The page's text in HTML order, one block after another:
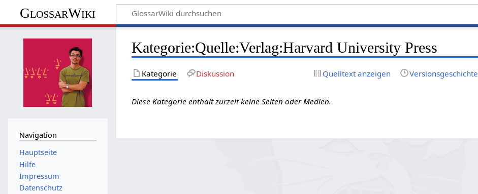
GlossarWiki
Kategorie:Quelle:Verlag:Harvard University Press
Kategorie Diskussion Quelltext anzeigen Versionsgeschichte
Diese Kategorie enthält zurzeit keine Seiten oder Medien.
Navigation
Hauptseite
Hilfe
Impressum
Datenschutz